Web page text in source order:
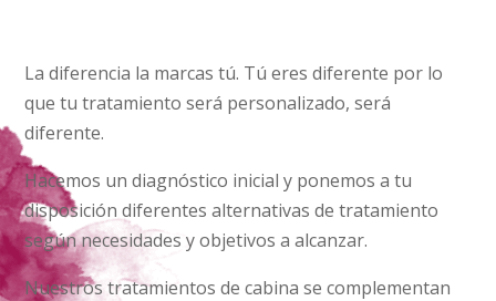
La diferencia la marcas tú. Tú eres diferente por lo
que tu tratamiento será personalizado, será
diferente.
Hacemos un diagnóstico inicial y ponemos a tu
disposición diferentes alternativas de tratamiento
según necesidades y objetivos a alcanzar.
Nuestros tratamientos de cabina se complementan